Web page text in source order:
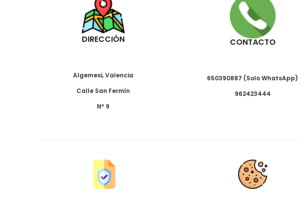
DIRECCIÓN
Algemesi, Valencia
Calle San Fermín
Nº 9
CONTACTO
650390887 (Solo WhatsApp)
962423444